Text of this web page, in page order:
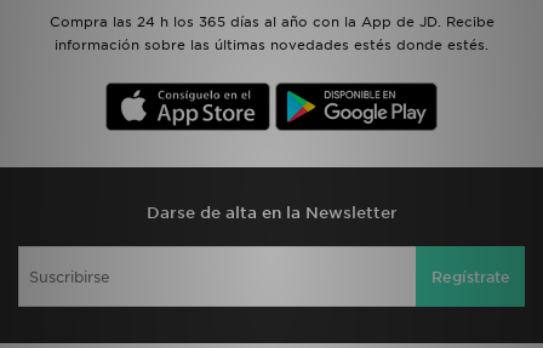
Compra las 24 h los 365 días al año con la App de JD. Recibe
información sobre las últimas novedades estés donde estés.
Darse de alta en la Newsletter
Regístrate